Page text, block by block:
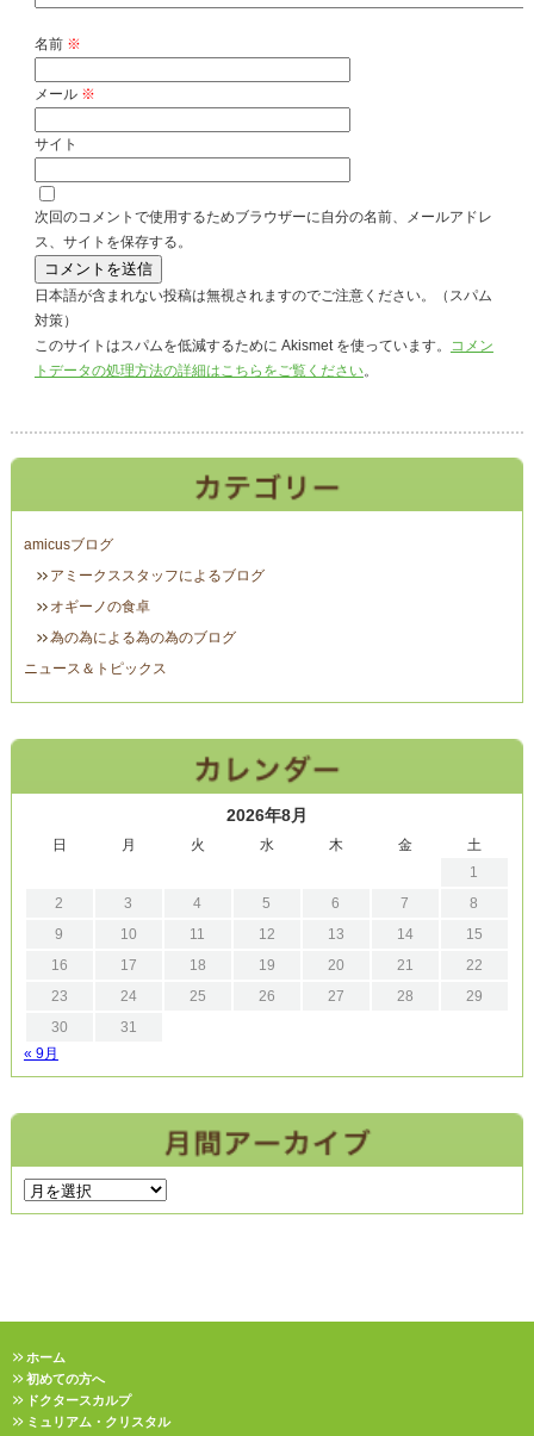
名前 ※
メール ※
サイト
次回のコメントで使用するためブラウザーに自分の名前、メールアドレ
ス、サイトを保存する。
日本語が含まれない投稿は無視されますのでご注意ください。（スパム
対策）
このサイトはスパムを低減するために Akismet を使っています。 コメン
トデータの処理方法の詳細はこちらをご覧ください。
amicusブログ
アミークススタッフによるブログ
オギーノの食卓
為の為による為の為のブログ
ニュース＆トピックス
2026年8月
日 月 火 水 木 金
土
1
2
3 4 5 6 7
8
9
10 11 12 13 14
15
16
17 18 19 20 21
22
23
24 25 26 27 28
29
30
31
« 9月
ホーム
初めての方へ
ドクタースカルプ
ミュリアム・クリスタル